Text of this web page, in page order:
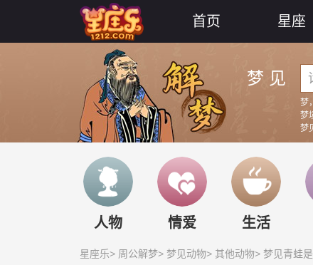
首页 星座
梦 见
梦
梦
梦
梦见
人物
梦见
情爱
梦见
生活
星座乐> 周公解梦> 梦见动物> 其他动物> 梦见青蛙